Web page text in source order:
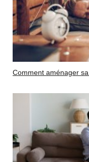
Comment aménager